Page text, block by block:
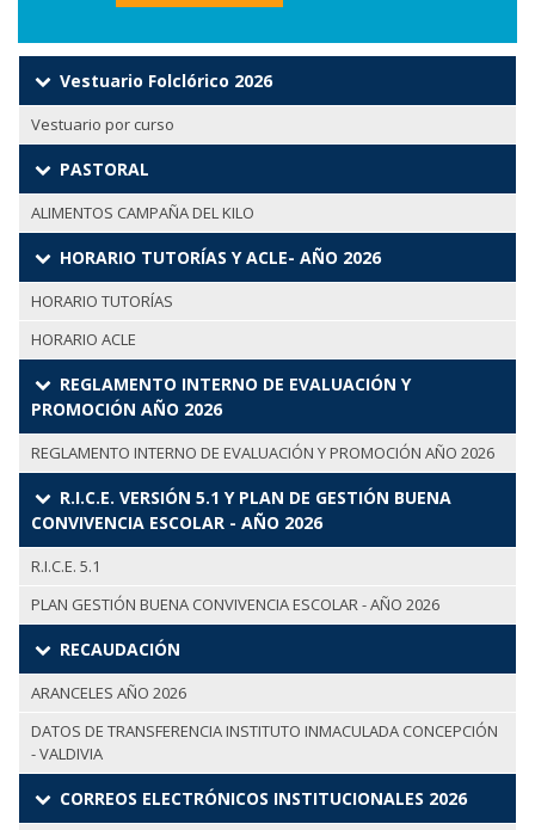
Vestuario Folclórico 2026
Vestuario por curso
PASTORAL
ALIMENTOS CAMPAÑA DEL KILO
HORARIO TUTORÍAS Y ACLE- AÑO 2026
HORARIO TUTORÍAS
HORARIO ACLE
REGLAMENTO INTERNO DE EVALUACIÓN Y
PROMOCIÓN AÑO 2026
REGLAMENTO INTERNO DE EVALUACIÓN Y PROMOCIÓN AÑO 2026
R.I.C.E. VERSIÓN 5.1 Y PLAN DE GESTIÓN BUENA
CONVIVENCIA ESCOLAR - AÑO 2026
R.I.C.E. 5.1
PLAN GESTIÓN BUENA CONVIVENCIA ESCOLAR - AÑO 2026
RECAUDACIÓN
ARANCELES AÑO 2026
DATOS DE TRANSFERENCIA INSTITUTO INMACULADA CONCEPCIÓN
- VALDIVIA
CORREOS ELECTRÓNICOS INSTITUCIONALES 2026